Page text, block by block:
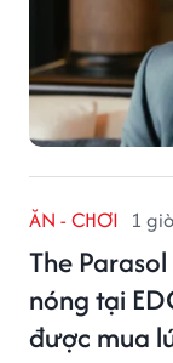
ĂN - CHƠI 1
The
nóng tại
được mua